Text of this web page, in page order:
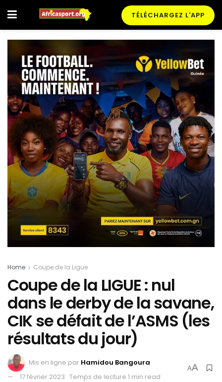
TÉLÉCHARGEZ L'APP
Home Coupe de la Ligue
Coupe de la LIGUE : nul
dans le derby de la savane,
CIK se défait de l’ASMS (les
résultats du jour)
Mis en ligne par Hamidou Bangoura
17 février 2023 Temps de lecture:1 min read
AA